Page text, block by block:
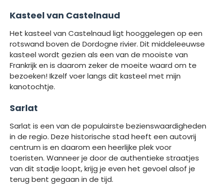
Kasteel van Castelnaud
Het kasteel van Castelnaud ligt hooggelegen op een
rotswand boven de Dordogne rivier. Dit middeleeuwse
kasteel wordt gezien als een van de mooiste van
Frankrijk en is daarom zeker de moeite waard om te
bezoeken! Ikzelf voer langs dit kasteel met mijn
kanotochtje.
Sarlat
Sarlat is een van de populairste bezienswaardigheden
in de regio. Deze historische stad heeft een autovrij
centrum is en daarom een heerlijke plek voor
toeristen. Wanneer je door de authentieke straatjes
van dit stadje loopt, krijg je even het gevoel alsof je
terug bent gegaan in de tijd.